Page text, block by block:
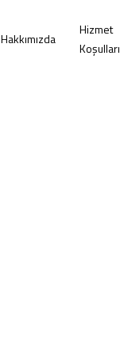
Hakkımızda
Hizmet
Koşulları